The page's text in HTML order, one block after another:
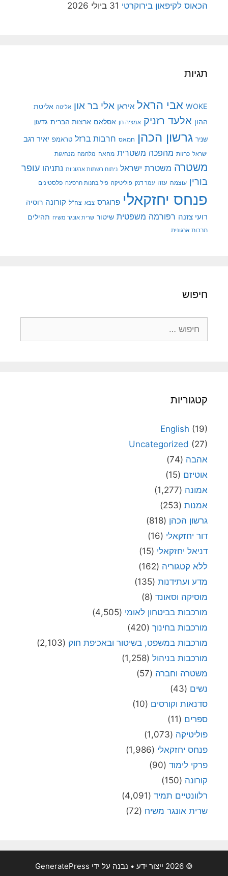
הכאוס לקיפאון בירוקרטי 31 ביולי 2026
תגיות
WOKE אבי הראל איראן אלי בר און אליטה אליטת
ההון אלעד רזניק אמציה חן אסלאם ארצות הברית גדעון
שניר גרשון הכהן חמאס חרבות ברזל טראמפ יאיר רגב
ישראל כרזות מהפכה משטרית מחאה מלחמה מנהיגות
משטרה משטרת ישראל ניתוח רשתות ארגוניות נתניהו עופר
בורין עוצמה עזה עמר דנק פוליטיקה פיל בחנות חרסינה פלסטינים
פנחס יחזקאלי פרוגרס צבא צה"ל קורונה רוסיה
רועי צזנה רפורמה משפטית שיטור שרית אונגר משיח תהילים
תרבות ארגונית
חיפוש
קטגוריות
English (19)
Uncategorized (27)
אהבה (74)
אוטיזם (15)
אמונה (1,277)
אמנות (253)
גרשון הכהן (818)
דור יחזקאלי (16)
דניאל יחזקאלי (15)
ללא קטגוריה (162)
מדע ועתידנות (135)
מוסיקה וסאונד (8)
מורכבות בביטחון לאומי (4,505)
מורכבות בחינוך (420)
מורכבות במשפט, בשיטור ובאכיפת חוק (2,103)
מורכבות בניהול (1,258)
משטרה וחברה (57)
נשים (43)
סדנאות וקורסים (10)
ספרים (11)
פוליטיקה (1,073)
פנחס יחזקאלי (1,986)
פרקי לימוד (90)
קורונה (150)
רלוונטיים תמיד (4,091)
שרית אונגר משיח (72)
© 2026 ייצור ידע • נבנה על ידי GeneratePress